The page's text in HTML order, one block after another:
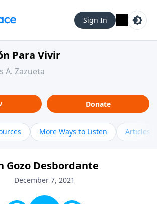
Sign In
Para Vivir
A. Zazueta
Donate
More Ways to Listen Articles
Gozo Desbordante
December 7, 2021